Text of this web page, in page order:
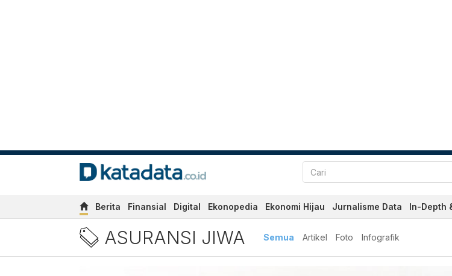
Berita Finansial Digital Ekonopedia Ekonomi Hijau Jurnalisme Data In-Depth
Berita asuransi jiwa Terbaru dan Terkini
ASURANSI JIWA Semua Artikel Foto Infografik